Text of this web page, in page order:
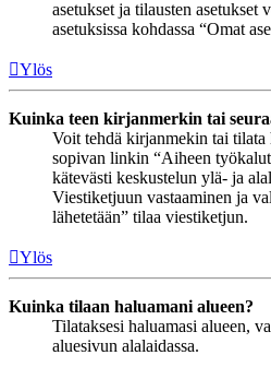
asetukset ja tilausten asetukset
asetuksissa kohdassa “Omat
Ylös
Kuinka teen kirjanmerkin tai
Voit tehdä kirjanmekin tai tilata
sopivan linkin “Aiheen
kätevästi keskustelun ylä- ja
Viestiketjuun vastaaminen ja
lähetetään” tilaa viestiketjun.
Ylös
Kuinka tilaan haluamani alueen?
Tilataksesi haluamasi alueen,
aluesivun alalaidassa.